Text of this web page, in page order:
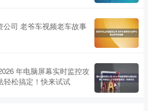
公司 老爷车视频老车故事
年电脑屏幕实时监控攻
轻松搞定！快来试试